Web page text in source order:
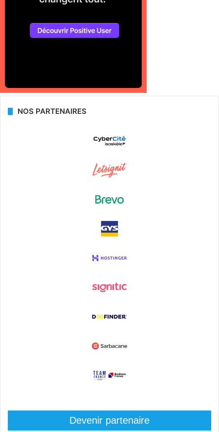
NOS PARTENAIRES
Devenir partenaire